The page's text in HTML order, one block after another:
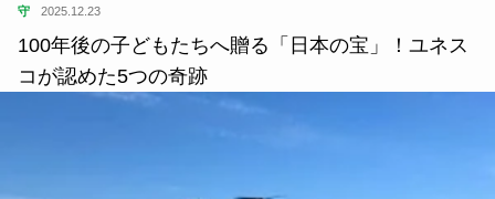
守 2025.12.23
100年後の子どもたちへ贈る「日本の宝」！ユネス
コが認めた5つの奇跡